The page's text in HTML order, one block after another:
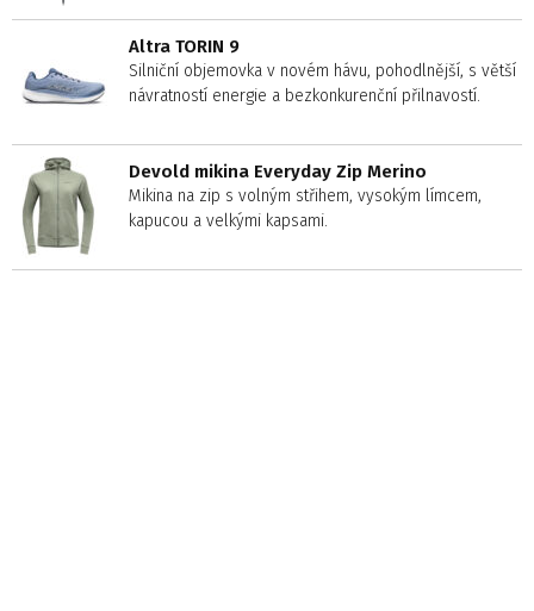
Altra TORIN 9
Silniční objemovka v novém hávu, pohodlnější, s větší
návratností energie a bezkonkurenční přilnavostí.
Devold mikina Everyday Zip Merino
Mikina na zip s volným střihem, vysokým límcem,
kapucou a velkými kapsami.